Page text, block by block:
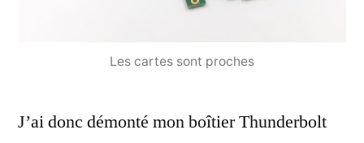
Les cartes sont proches
J’ai donc démonté mon boîtier Thunderbolt